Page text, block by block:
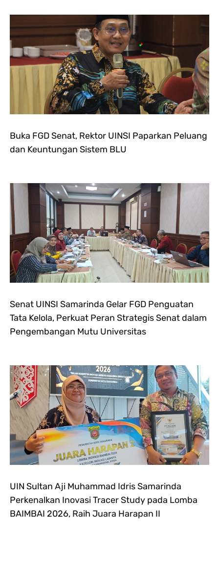
Buka FGD Senat, Rektor UINSI Paparkan Peluang
dan Keuntungan Sistem BLU
Senat UINSI Samarinda Gelar FGD Penguatan
Tata Kelola, Perkuat Peran Strategis Senat dalam
Pengembangan Mutu Universitas
UIN Sultan Aji Muhammad Idris Samarinda
Perkenalkan Inovasi Tracer Study pada Lomba
BAIMBAI 2026, Raih Juara Harapan II